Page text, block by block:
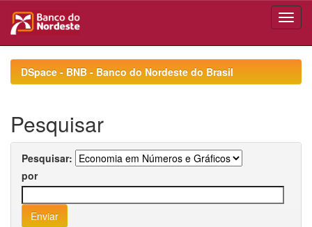
navigationDSpace - BNB - Banco do Nordeste do Brasil
Pesquisar
Pesquisar:
por